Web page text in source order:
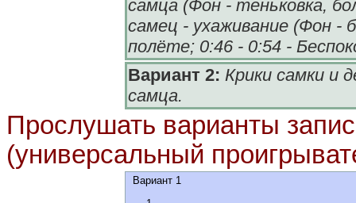
самца (Фон - теньковка,
самец - ухаживание (Фон -
полёте; 0:46 - 0:54 -
Вариант 2: Крики самки и
самца.
Прослушать варианты
(универсальный
Вариант 1